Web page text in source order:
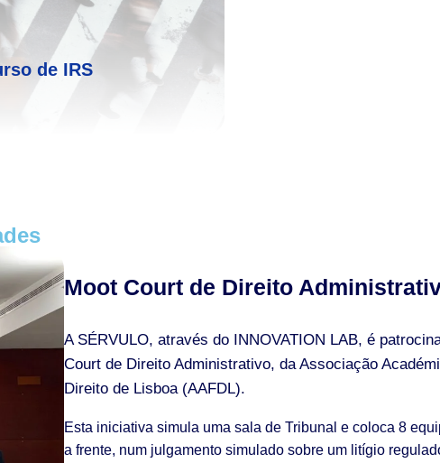
de IRS
Moot Court de Direito
A SÉRVULO, através do INNOVATION LAB, é
Court de Direito Administrativo, da Associação
Direito de Lisboa (AAFDL).
Esta iniciativa simula uma sala de Tribunal e coloca 8
a frente, num julgamento simulado sobre um litígio